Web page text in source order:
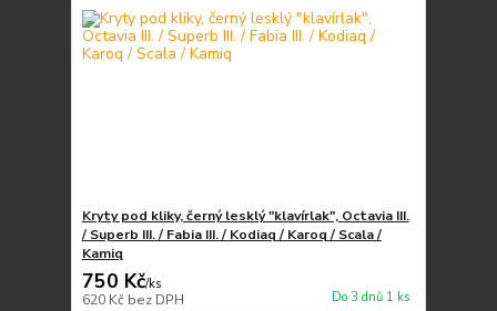
Kryty pod kliky, černý lesklý "klavírlak", Octavia III.
/ Superb III. / Fabia III. / Kodiaq / Karoq / Scala /
Kamiq
750 Kč/ks
620 Kč bez DPH Do 3 dnů 1 ks